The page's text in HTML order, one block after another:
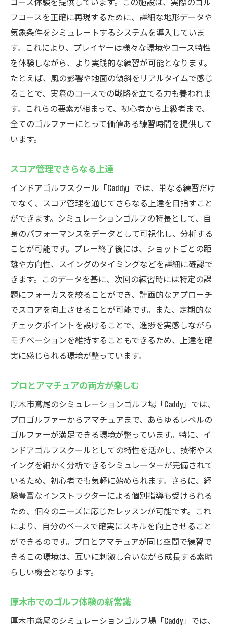
フコースを正確に再現するために、詳細な地形データや
気象条件をシミュレートするシステムを導入していま
す。これにより、プレイヤーは様々な環境やコース特性
を体験しながら、より実践的な練習が可能となります。
たとえば、風の影響や地面の傾斜をリアルタイムで感じ
ることで、実際のコースでの戦略を立てる力も養われま
す。これらの要素が相まって、初心者から上級者まで、
全てのゴルファーにとって価値ある練習時間を提供して
います。
スコア管理でさらなる上達
インドアゴルフスクール「Caddy」では、単なる練習だけ
でなく、スコア管理を通じてさらなる上達を目指すこと
ができます。シミュレーションゴルフの特長として、自
身のパフォーマンスをデータとして可視化し、分析する
ことが可能です。プレー終了後には、ショットごとの距
離や方向性、スイングのタイミングなどを詳細に確認で
きます。このデータを基に、次回の練習時には特定の課
題にフォーカスを絞ることができ、計画的なアプローチ
でスコアを向上させることが可能です。また、定期的な
チェックポイントを設けることで、進捗を実感しながら
モチベーションを維持することもできるため、上達を確
実に感じられる環境が整っています。
プロとアマチュアの両方が楽しむ
厚木市鳶尾のシミュレーションゴルフ場「Caddy」では、
プロゴルファーからアマチュアまで、あらゆるレベルの
ゴルファーが満足できる環境が整っています。特に、イ
ンドアゴルフスクールとしての特性を活かし、技術やス
イングを細かく分析できるシミュレーターが完備されて
いるため、初心者でも気軽に始められます。さらに、経
験豊富なインストラクターによる個別指導も受けられる
ため、個々のニーズに応じたレッスンが可能です。これ
により、自分のペースで確実にスキルを向上させること
ができるのです。プロとアマチュアが同じ空間で練習で
きるこの環境は、互いに刺激し合いながら成長する素晴
らしい機会となります。
厚木市でのゴルフ体験の新常識
厚木市鳶尾のシミュレーションゴルフ場「Caddy」では、